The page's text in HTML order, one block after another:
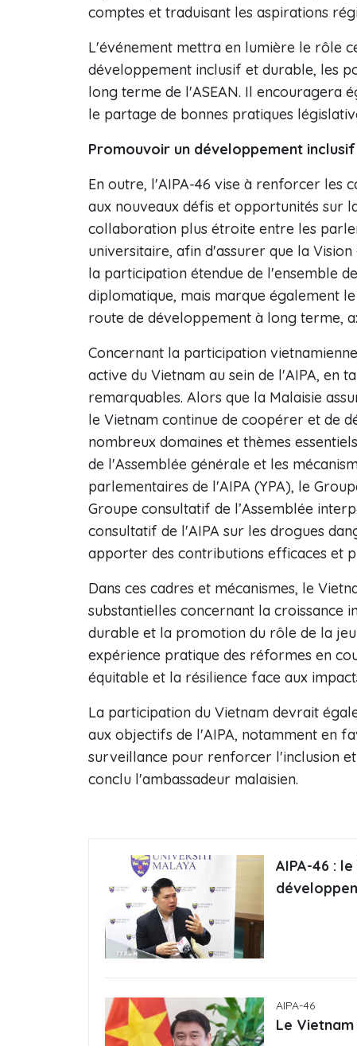
comptes et traduisant les aspirations
L'événement mettra en lumière le rôle
développement inclusif et durable, les
long terme de l'ASEAN. Il encouragera
le partage de bonnes pratiques
Promouvoir un développement
En outre, l'AIPA-46 vise à renforcer les
aux nouveaux défis et opportunités sur
collaboration plus étroite entre les
universitaire, afin d'assurer que la
la participation étendue de l'ensemble
diplomatique, mais marque également
route de développement à long terme,
Concernant la participation
active du Vietnam au sein de l'AIPA, en
remarquables. Alors que la Malaisie
le Vietnam continue de coopérer et de
nombreux domaines et thèmes
de l'Assemblée générale et les
parlementaires de l'AIPA (YPA), le
Groupe consultatif de l’Assemblée
consultatif de l'AIPA sur les drogues
apporter des contributions efficaces et
Dans ces cadres et mécanismes, le
substantielles concernant la croissance
durable et la promotion du rôle de la
expérience pratique des réformes en
équitable et la résilience face aux
La participation du Vietnam devrait
aux objectifs de l'AIPA, notamment en
surveillance pour renforcer l'inclusion
conclu l'ambassadeur malaisien.
AIPA-46 :
AIPA-46
Le